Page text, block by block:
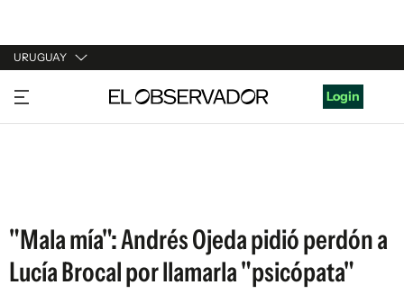
URUGUAY
URUGUAY
ARGENTINA
Login
"Mala mía": Andrés Ojeda pidió perdón a
Lucía Brocal por llamarla "psicópata"